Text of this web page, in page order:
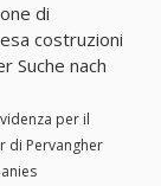
di
costruzioni
Suche nach
per il
di Pervangher